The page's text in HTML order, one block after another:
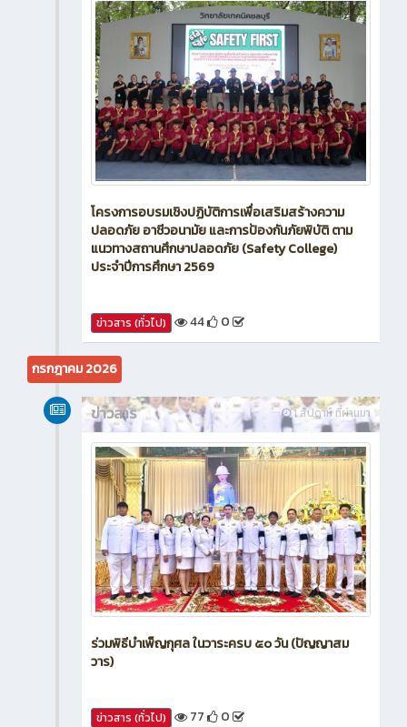
โครงการอบรมเชิงปฏิบัติการเพื่อเสริมสร้างความ
ปลอดภัย อาชีวอนามัย และการป้องกันภัยพิบัติ ตาม
แนวทางสถานศึกษาปลอดภัย (Safety College)
ประจำปีการศึกษา 2569
กรกฎาคม 2026
ข่าวสาร
ร่วมพิธีบำเพ็ญกุศล ในวาระครบ ๕๐ วัน (ปัญญาสม
วาร)